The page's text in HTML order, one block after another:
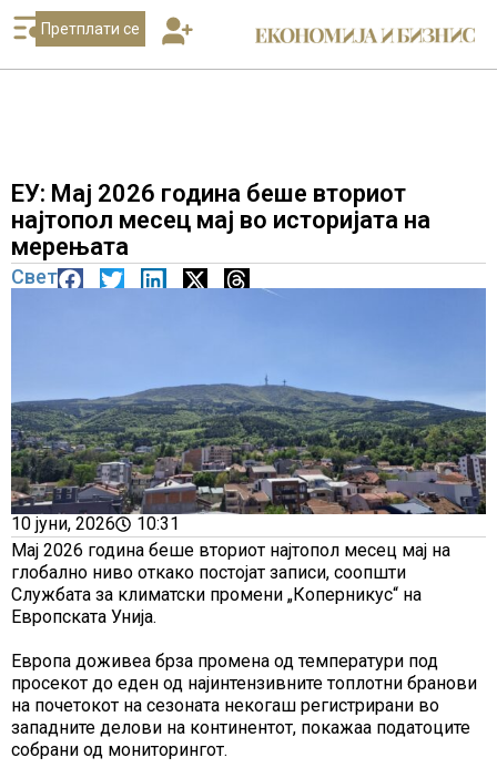
Претплати се
ЕУ: Мај 2026 година беше вториот
најтопол месец мај во историјата на
мерењата
Свет
10 јуни, 2026
10:31
Мај 2026 година беше вториот најтопол месец мај на
глобално ниво откако постојат записи, соопшти
Службата за климатски промени „Коперникус“ на
Европската Унија.
Европа доживеа брза промена од температури под
просекот до еден од најинтензивните топлотни бранови
на почетокот на сезоната некогаш регистрирани во
западните делови на континентот, покажаа податоците
собрани од мониторингот.